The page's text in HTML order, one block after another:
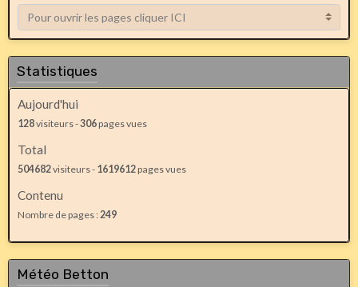
Statistiques
Aujourd'hui
128visiteurs -306pages vues
Total
504682visiteurs - 1619612pages vues
Contenu
Nombre de pages :249
Météo Betton